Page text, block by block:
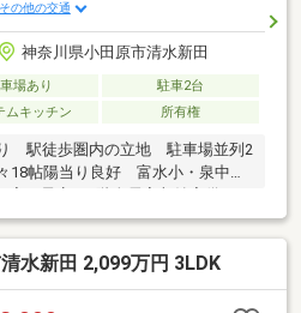
その他の交通
神奈川県小田原市清水新田
場あり
駐車2台
ムキッチン 所有権
駅徒歩圏内の立地 駐車場並列2
18帖陽当り良好 富水小・泉中学
水新田 2,099万円 3LDK